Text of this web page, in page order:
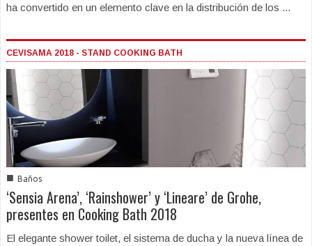
ha convertido en un elemento clave en la distribución de los ...
CEVISAMA 2018 - STAND COOKING BATH
■ Baños
‘Sensia Arena’, ‘Rainshower’ y ‘Lineare’ de Grohe,
presentes en Cooking Bath 2018
El elegante shower toilet, el sistema de ducha y la nueva línea de